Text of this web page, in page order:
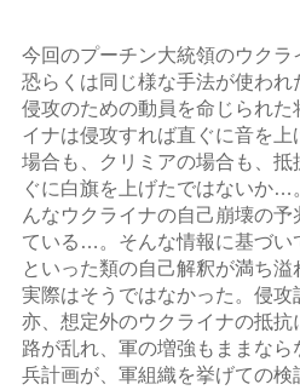
今回のプーチン大統領のウクラ
恐らくは同じ様な手法が使われ
侵攻のための動員を命じられた
イナは侵攻すれば直ぐに音を
場合も、クリミアの場合も、
ぐに白旗を上げたではないか…
んなウクライナの自己崩壊の
ている…。そんな情報に基づい
といった類の自己解釈が満ち溢
実際はそうではなかった。侵攻
亦、想定外のウクライナの抵
路が乱れ、軍の増強もままな
兵計画が、軍組織を挙げての検